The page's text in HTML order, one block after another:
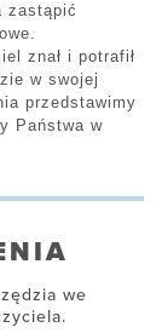
zastąpić
znał i potrafił
w swojej
przedstawimy
Państwa w
we